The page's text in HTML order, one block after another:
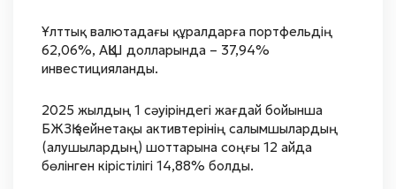
Ұлттық валютадағы құралдарға портфельдің
62,06%, АҚШ долларында – 37,94%
инвестицияланды.
2025 жылдың 1 сәуіріндегі жағдай бойынша
БЖЗҚ зейнетақы активтерінің салымшылардың
(алушылардың) шоттарына соңғы 12 айда
бөлінген кірістілігі 14,88% болды.